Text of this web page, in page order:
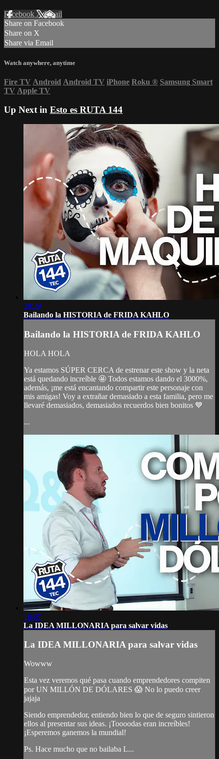
Facebook XEmail
Share on Facebook
Share on X
Share via Email
Watch anywhere, anytime
Fire TV Android Android TV iPhone Roku ® Samsung Smart
TV Apple TV
Up Next in Esto es RUTA 144
28:29
Bailando la HISTORIA de FRIDA KAHLO
Bailando la HISTORIA de FRIDA KAHLO
HOLA HOLA
Ya estamos SÚPER CERCA de estrenar este show y la neta
está quedando increíble 🤩 Todos estamos dando el 3000%,
además, ¡me está encantando compartir este personaje con
mis amigas! Voy a extrañar demasiado a esta familia, pero me
llevaré demasiados, demasiados recuerdos bien bonitos 💙
...
16:07
La IDEA MILLONARIA para salvar vidas
La IDEA MILLONARIA para salvar vidas
Wowww
Esta vez veremos qué pasa cuando emprendedores compiten
por UN MILLÓN DE DÓLARES 😱 No lo puedo creer
jajaja
Siendo emprendedor, entiendo bien lo que de seguro sintieron
ellos al presentar sus ideas. ¡Toooodas eran increíbles!
¡Esperemos ganemos la mundial!
Ps. Hace mucho que no bailaba L...